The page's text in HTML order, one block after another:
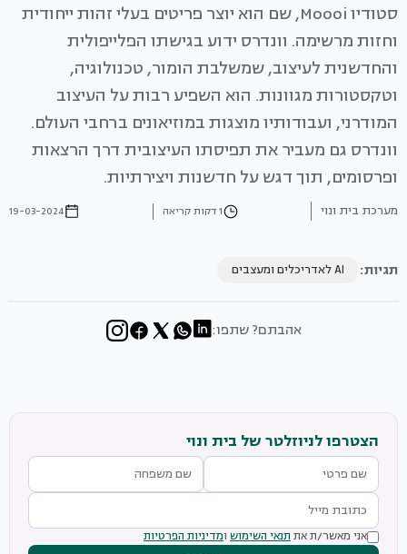
סטודיו Moooi, שם הוא יוצר פריטים בעלי זהות ייחודית
וחזות מרשימה. וונדרס ידוע בגישתו הפלייפולית
והחדשנית לעיצוב, שמשלבת הומור, טכנולוגיה,
וטקסטורות מגוונות. הוא השפיע רבות על העיצוב
המודרני, ועבודותיו מוצגות במוזיאונים ברחבי העולם.
וונדרס גם מעביר את תפיסתו העיצובית דרך הרצאות
ופרסומים, תוך דגש על חדשנות ויצירתיות.
מערכת בית ונוי 1 דקות קריאה 19-03-2024
תגיות: AI לאדריכלים ומעצבים
אהבתם? שתפו:
הצטרפו לניוזלטר של בית ונוי
אני מאשר/ת את תנאי השימוש ומדיניות הפרטיות